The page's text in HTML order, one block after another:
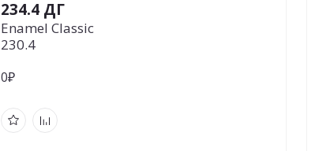
234.4 ДГ
Enamel Classic
230.4
0₽